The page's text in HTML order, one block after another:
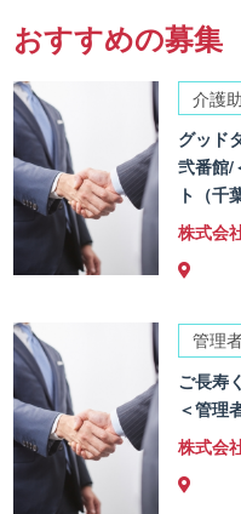
おすすめの募集
介護
グッド
弐番館/
ト（千
株式会
管理
ご長寿
＜管理
株式会